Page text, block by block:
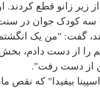
زیر زانو قطع کردند.
با سه کودک جوان در
گفت: "من یک انگشتم
را از دست دادم،
از دست رفت".
بیفیدا" که‌‌ نقص